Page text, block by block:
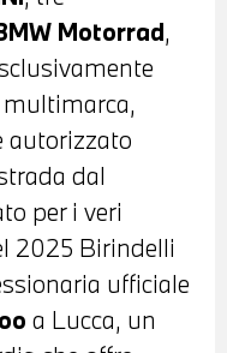
Motorrad,
autorizzato
dal
per i veri
2025 Birindelli
ufficiale
a Lucca, un